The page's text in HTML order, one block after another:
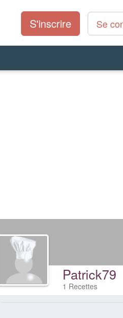
S'inscrire Se
Patrick79
1 Recettes